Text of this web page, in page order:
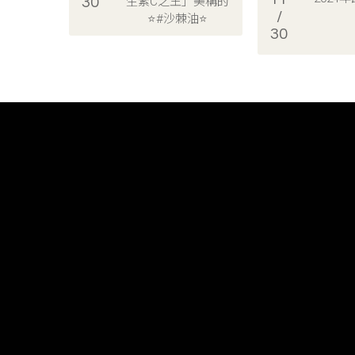
⭐#沙棘油⭐
/
30